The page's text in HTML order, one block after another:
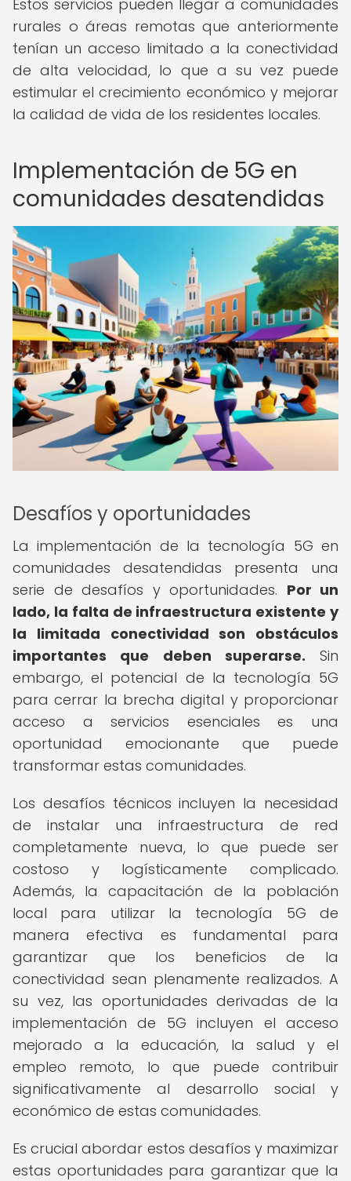
Estos servicios pueden llegar a comunidades
rurales o áreas remotas que anteriormente
tenían un acceso limitado a la conectividad
de alta velocidad, lo que a su vez puede
estimular el crecimiento económico y mejorar
la calidad de vida de los residentes locales.
Implementación de 5G en
comunidades desatendidas
Desafíos y oportunidades
La implementación de la tecnología 5G en
comunidades desatendidas presenta una
serie de desafíos y oportunidades. Por un
lado, la falta de infraestructura existente y
la limitada conectividad son obstáculos
importantes que deben superarse. Sin
embargo, el potencial de la tecnología 5G
para cerrar la brecha digital y proporcionar
acceso a servicios esenciales es una
oportunidad emocionante que puede
transformar estas comunidades.
Los desafíos técnicos incluyen la necesidad
de instalar una infraestructura de red
completamente nueva, lo que puede ser
costoso y logísticamente complicado.
Además, la capacitación de la población
local para utilizar la tecnología 5G de
manera efectiva es fundamental para
garantizar que los beneficios de la
conectividad sean plenamente realizados. A
su vez, las oportunidades derivadas de la
implementación de 5G incluyen el acceso
mejorado a la educación, la salud y el
empleo remoto, lo que puede contribuir
significativamente al desarrollo social y
económico de estas comunidades.
Es crucial abordar estos desafíos y maximizar
estas oportunidades para garantizar que la